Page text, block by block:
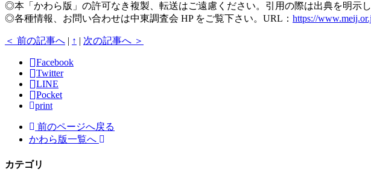
◎本「かわら版」の許可なき複製、転送はご遠慮ください。引用の際は出典を明示
◎各種情報、お問い合わせは中東調査会 HP をご覧下さい。URL： https://
＜ 前の記事へ | ↑ | 次の記事へ ＞
Facebook
Twitter
LINE
Pocket
print
前のページへ戻る
かわら版一覧へ
カテゴリ